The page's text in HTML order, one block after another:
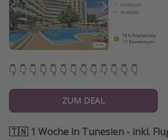
👇 👇 👇 👇 👇 👇 👇 👇 👇 👇 👇 👇 👇
ZUM DEAL
🇹🇳 1 Woche in Tunesien - inkl.